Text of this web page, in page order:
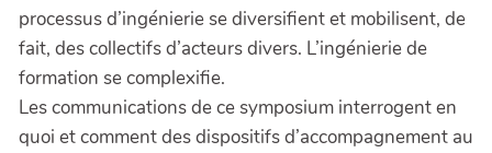
processus d’ingénierie se diversifient et mobilisent, de
fait, des collectifs d’acteurs divers. L’ingénierie de
formation se complexifie.
Les communications de ce symposium interrogent en
quoi et comment des dispositifs d’accompagnement au